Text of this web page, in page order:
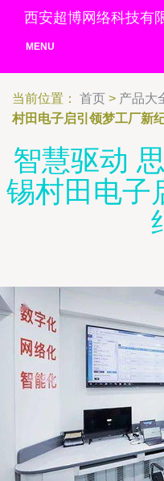
西安超博网络科技有
MENU
当前位置： 首页 > 产品大
村田电子启引领梦工厂新
智慧驱动
锡村田电子